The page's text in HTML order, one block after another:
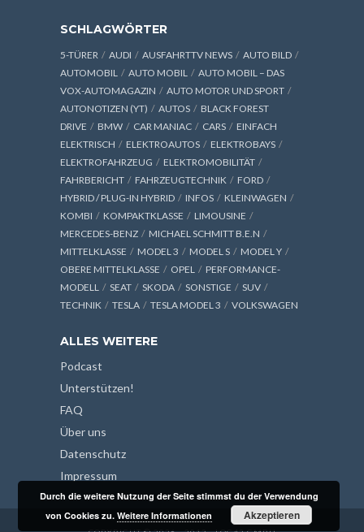
SCHLAGWÖRTER
5-TÜRER AUDI AUSFAHRTTV NEWS
AUTO BILD
AUTOMOBIL
AUTO MOBIL
AUTO MOBIL – DAS
VOX-AUTOMAGAZIN
AUTO MOTOR UND SPORT
AUTONOTIZEN (YT)
AUTOS
BLACK FOREST
DRIVE
BMW CAR MANIAC CARS
EINFACH
ELEKTRISCH
ELEKTROAUTOS
ELEKTROBAYS
ELEKTROFAHRZEUG
ELEKTROMOBILITÄT
FAHRBERICHT
FAHRZEUGTECHNIK
FORD
HYBRID / PLUG-IN HYBRID
INFOS
KLEINWAGEN
KOMBI
KOMPAKTKLASSE
LIMOUSINE
MERCEDES-BENZ
MICHAEL SCHMITT B.E.N
MITTELKLASSE
MODEL 3 MODEL S
MODEL Y
OBERE MITTELKLASSE
OPEL
PERFORMANCE-
MODELL
SEAT SKODA SONSTIGE
SUV
TECHNIK
TESLA TESLA MODEL 3 VOLKSWAGEN
ALLES WEITERE
Podcast
Unterstützen!
FAQ
Über uns
Datenschutz
Impressum
Durch die weitere Nutzung der Seite stimmst du der Verwendung
von Cookies zu.Weitere Informationen Akzeptieren